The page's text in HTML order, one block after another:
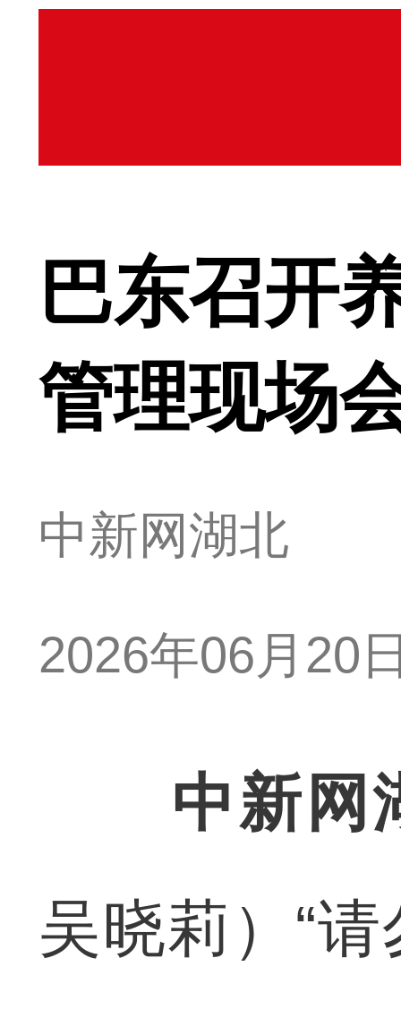
巴东召开
管理现场
中新网湖北
2026年06月20
中新网
吴晓莉）“